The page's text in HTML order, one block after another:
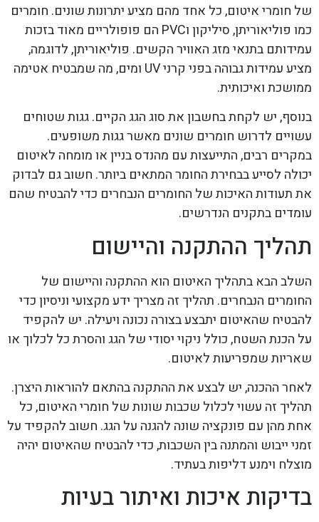
של חומרי איטום, כל אחד מהם מציע יתרונות שונים. חומרים
כמו פוליאוריתן, סיליקון וPVC הם פופולריים מאוד בזכות
עמידותם בתנאי מזג האוויר הקשים. פוליאוריתן, לדוגמה,
מציע עמידות גבוהה בפני קרני UV ומים, מה שמבטיח אטימה
ממושכת ואיכותית.
בנוסף, יש לקחת בחשבון את סוג הגג הקיים. גגות שטוחים
עשויים לדרוש חומרים שונים מאשר גגות משופעים.
במקרים רבים, התייעצות עם מהנדס בניין או מומחה לאיטום
יכולה לסייע בבחירת החומר המתאים ביותר. חשוב גם לבדוק
את תעודות האיכות של החומרים הנבחרים כדי להבטיח שהם
עומדים בתקנים הנדרשים.
תהליך ההתקנה והיישום
השלב הבא בתהליך האיטום הוא ההתקנה והיישום של
החומרים הנבחרים. תהליך זה מצריך ידע מקצועי וניסיון כדי
להבטיח שהאיטום יתבצע בצורה נכונה ויעילה. יש להקפיד
על הכנת השטח, כולל ניקוי יסודי של הגג והסרת כל לכלוך או
שאריות שמפריעות לאיטום.
לאחר ההכנה, יש לבצע את ההתקנה בהתאם להוראות היצרן.
תהליך זה עשוי לכלול שכבות שונות של חומרי האיטום, כל
אחת מהן עם פונקציה שונה להגנה על הגג. חשוב להקפיד על
זמני ייבוש והמתנה בין השכבות, כדי להבטיח שהאיטום יהיה
מוצלח וימנע דליפות בעתיד.
בדיקות איכות ואיתור בעיות